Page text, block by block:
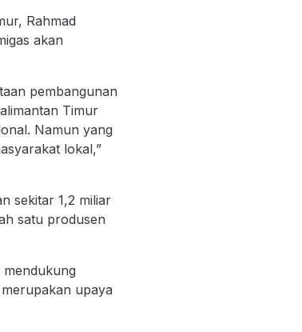
Rahmad
akan
pembangunan
Timur
Namun yang
lokal,”
sekitar 1,2 miliar
satu produsen
upaya